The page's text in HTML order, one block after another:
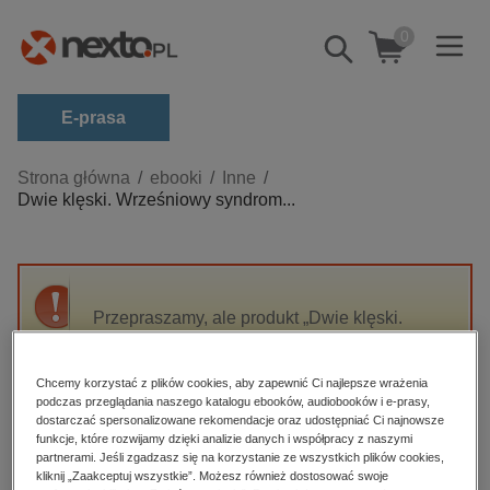
Pokaż/schowaj
wyszukiwarkę
0
E-prasa
Kategorie
Zobacz wszystkie E-prasa
budownictwo, aranżacja wnętrz
darmowe wydania
edukacja
hobby, sport, rozrywka
komputery, internet, technologie, informatyka
Strona główna ebooki
Inne
Dwie klęski. Wrześniowy syndrom...
Przepraszamy, ale produkt „Dwie klęski.
Wrześniowy syndrom 1939 i klęska Francji
nastrojach społeczeństwa polskiego. Próba
retrospekcji i komparatystyki. Kontrowersje i
dylematy” nie jest dostępny.
Chcemy korzystać z plików cookies, aby zapewnić Ci najlepsze wrażenia
podczas przeglądania naszego katalogu ebooków, audiobooków i e-prasy,
dostarczać spersonalizowane rekomendacje oraz udostępniać Ci najnowsze
funkcje, które rozwijamy dzięki analizie danych i współpracy z naszymi
partnerami. Jeśli zgadzasz się na korzystanie ze wszystkich plików cookies,
kliknij „Zaakceptuj wszystkie”. Możesz również dostosować swoje